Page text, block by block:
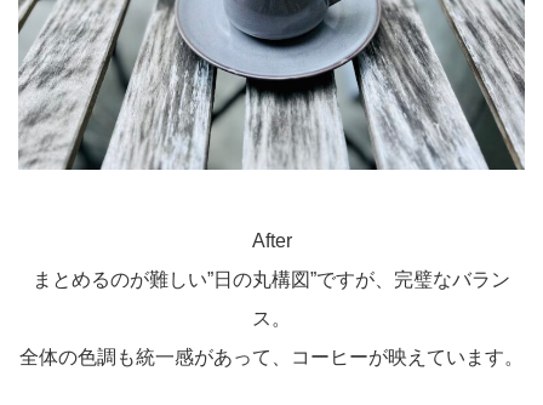
After
まとめるのが難しい”日の丸構図”ですが、完璧なバラン
ス。
全体の色調も統一感があって、コーヒーが映えています。